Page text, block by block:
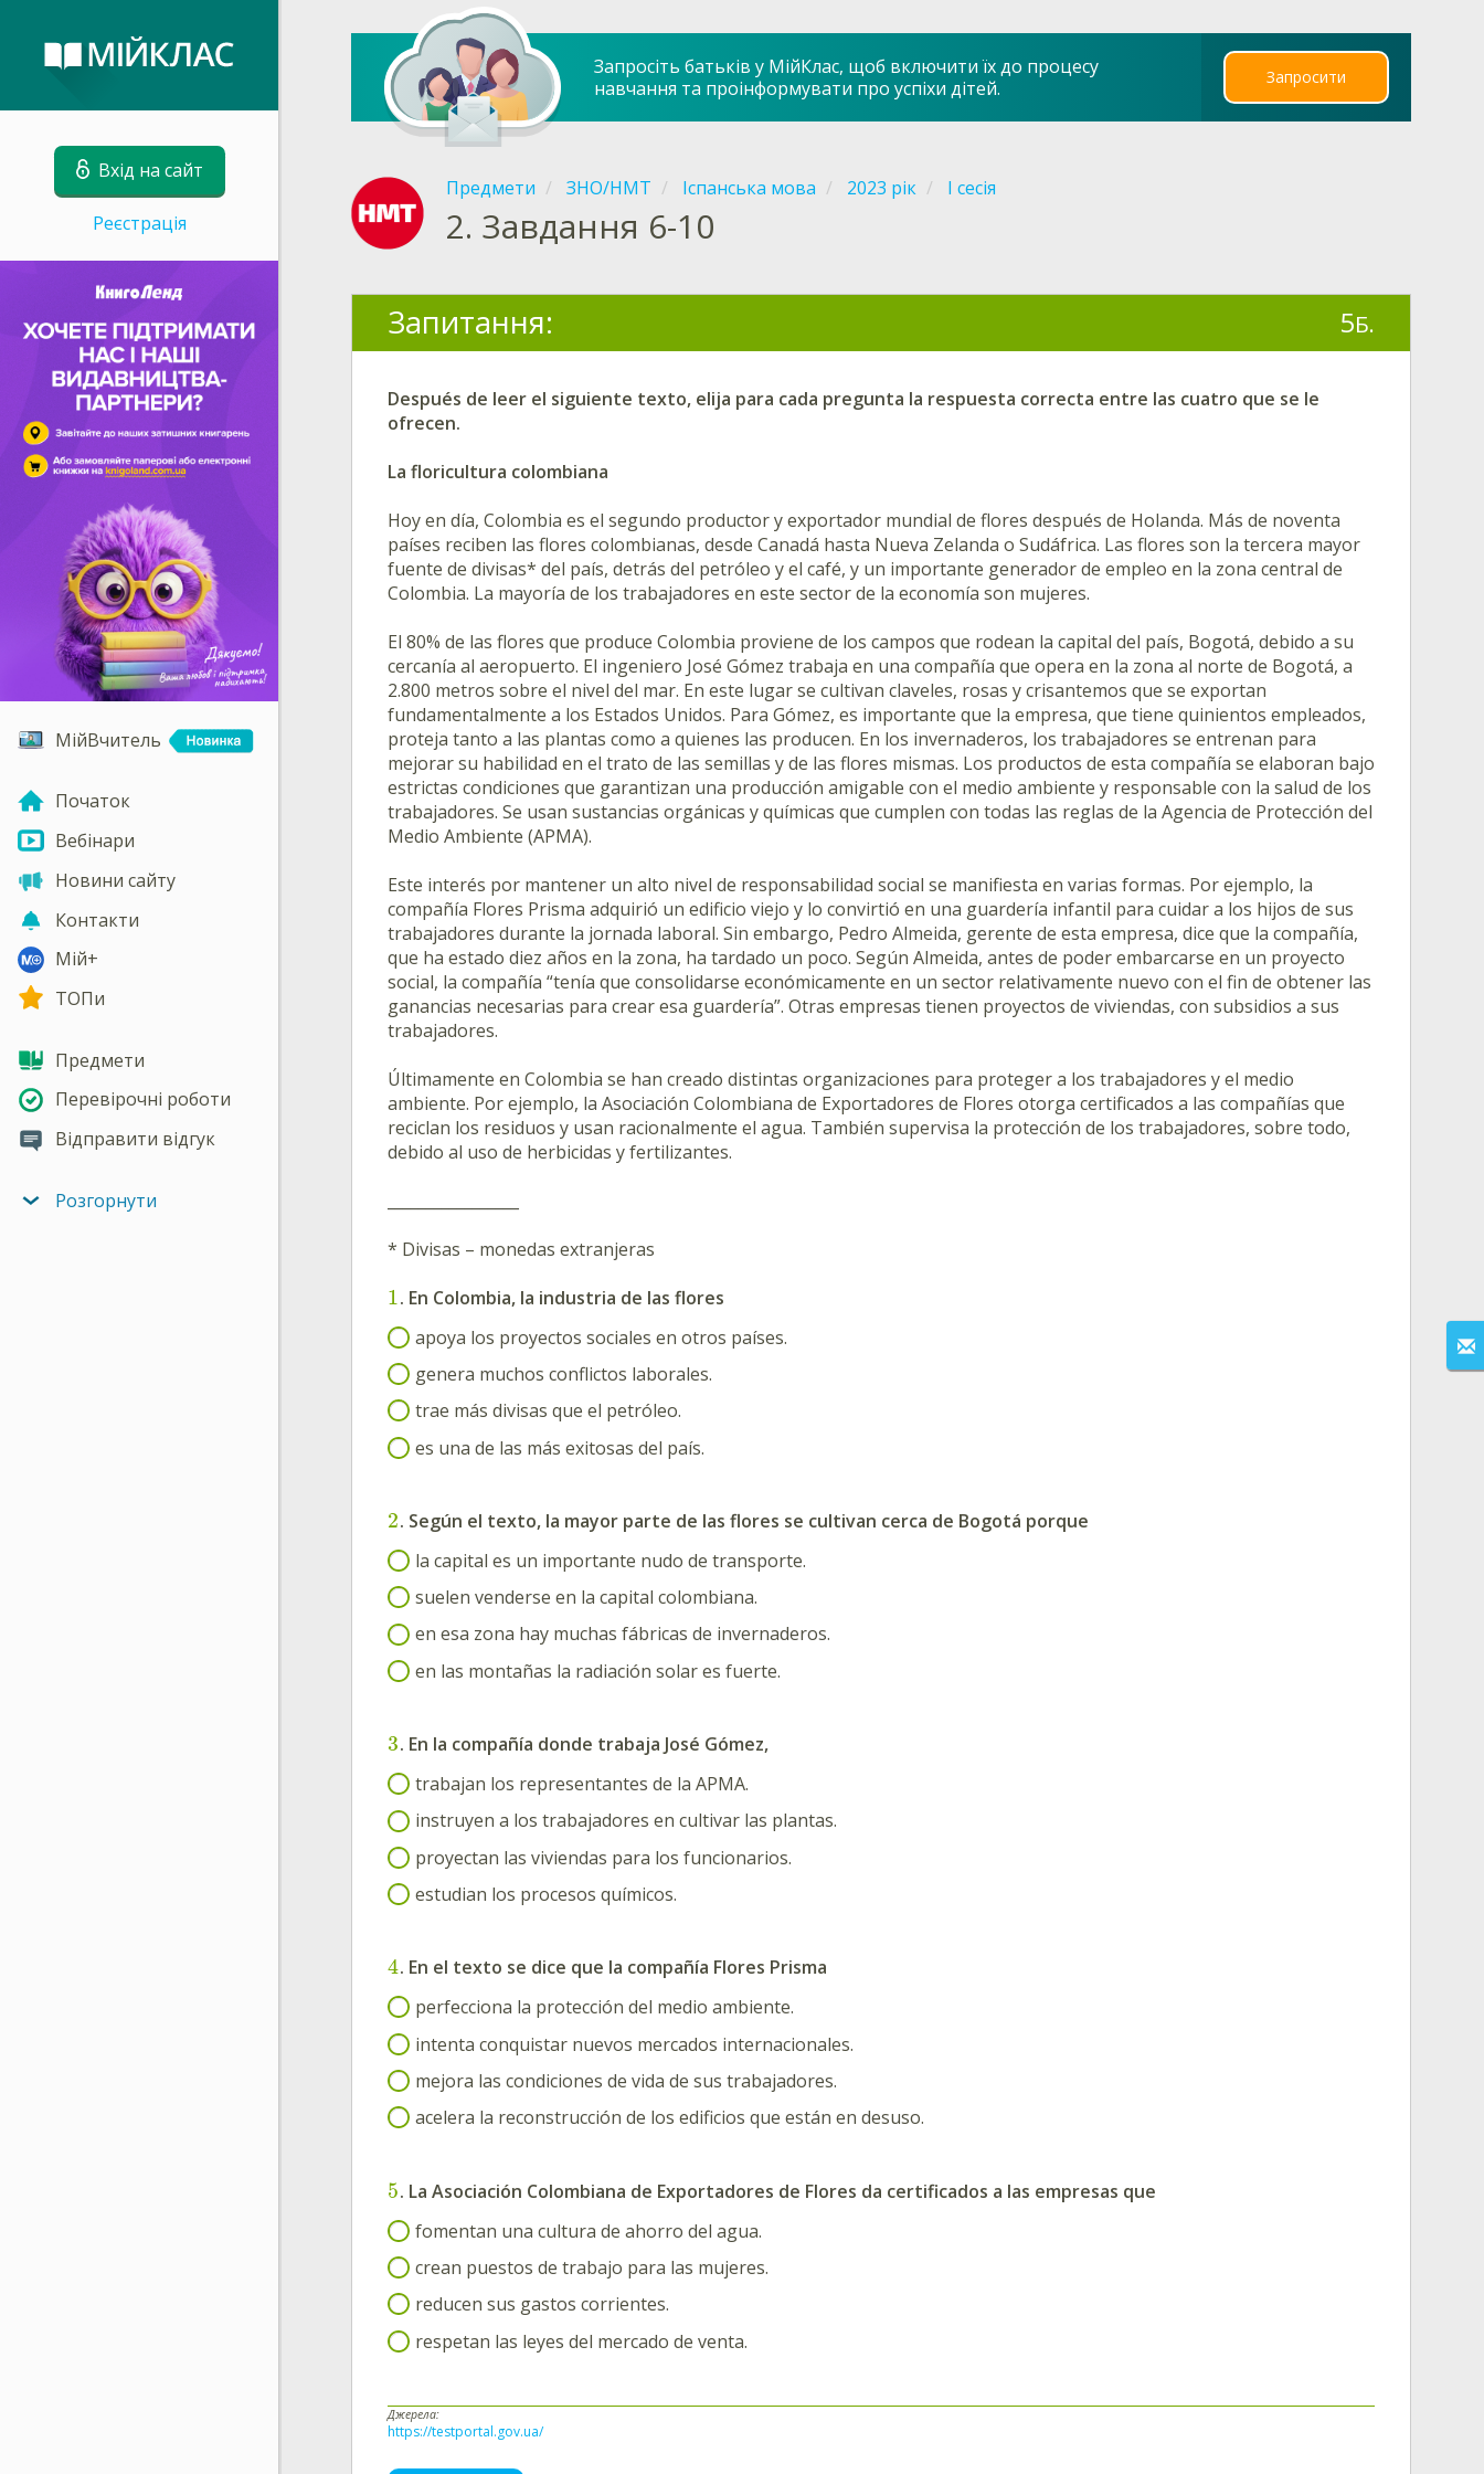
Вхід на сайт
Реєстрація
МійВчитель
Початок
Вебінари
Новини сайту
Контакти
Мій+
ТОПи
Предмети
Перевірочні роботи
Відправити відгук
Розгорнути
Запросіть батьків у МійКлас, щоб включити їх до процесу
навчання та проінформувати про успіхи дітей.
Запросити
Предмети ЗНО/НМТ Іспанська мова 2023 рік І сесія
2. Завдання 6-10
Запитання: 5Б.
Después de leer el siguiente texto, elija para cada pregunta la respuesta correcta entre las cuatro que se le
ofrecen.
La floricultura colombiana
Hoy en día, Colombia es el segundo productor y exportador mundial de flores después de Holanda. Más de noventa
países reciben las flores colombianas, desde Canadá hasta Nueva Zelanda o Sudáfrica. Las flores son la tercera mayor
fuente de divisas* del país, detrás del petróleo y el café, y un importante generador de empleo en la zona central de
Colombia. La mayoría de los trabajadores en este sector de la economía son mujeres.
El 80% de las flores que produce Colombia proviene de los campos que rodean la capital del país, Bogotá, debido a su
cercanía al aeropuerto. El ingeniero José Gómez trabaja en una compañía que opera en la zona al norte de Bogotá, a
2.800 metros sobre el nivel del mar. En este lugar se cultivan claveles, rosas y crisantemos que se exportan
fundamentalmente a los Estados Unidos. Para Gómez, es importante que la empresa, que tiene quinientos empleados,
proteja tanto a las plantas como a quienes las producen. En los invernaderos, los trabajadores se entrenan para
mejorar su habilidad en el trato de las semillas y de las flores mismas. Los productos de esta compañía se elaboran bajo
estrictas condiciones que garantizan una producción amigable con el medio ambiente y responsable con la salud de los
trabajadores. Se usan sustancias orgánicas y químicas que cumplen con todas las reglas de la Agencia de Protección del
Medio Ambiente (APMA).
Este interés por mantener un alto nivel de responsabilidad social se manifiesta en varias formas. Por ejemplo, la
compañía Flores Prisma adquirió un edificio viejo y lo convirtió en una guardería infantil para cuidar a los hijos de sus
trabajadores durante la jornada laboral. Sin embargo, Pedro Almeida, gerente de esta empresa, dice que la compañía,
que ha estado diez años en la zona, ha tardado un poco. Según Almeida, antes de poder embarcarse en un proyecto
social, la compañía “tenía que consolidarse económicamente en un sector relativamente nuevo con el fin de obtener las
ganancias necesarias para crear esa guardería”. Otras empresas tienen proyectos de viviendas, con subsidios a sus
trabajadores.
Últimamente en Colombia se han creado distintas organizaciones para proteger a los trabajadores y el medio
ambiente. Por ejemplo, la Asociación Colombiana de Exportadores de Flores otorga certificados a las compañías que
reciclan los residuos y usan racionalmente el agua. También supervisa la protección de los trabajadores, sobre todo,
debido al uso de herbicidas y fertilizantes.
* Divisas – monedas extranjeras
1 . En Colombia, la industria de las flores
apoya los proyectos sociales en otros países.
genera muchos conflictos laborales.
trae más divisas que el petróleo.
es una de las más exitosas del país.
2. Según el texto, la mayor parte de las flores se cultivan cerca de Bogotá porque
la capital es un importante nudo de transporte.
suelen venderse en la capital colombiana.
en esa zona hay muchas fábricas de invernaderos.
en las montañas la radiación solar es fuerte.
3. En la compañía donde trabaja José Gómez,
trabajan los representantes de la APMA.
instruyen a los trabajadores en cultivar las plantas.
proyectan las viviendas para los funcionarios.
estudian los procesos químicos.
4. En el texto se dice que la compañía Flores Prisma
perfecciona la protección del medio ambiente.
intenta conquistar nuevos mercados internacionales.
mejora las condiciones de vida de sus trabajadores.
acelera la reconstrucción de los edificios que están en desuso.
5. La Asociación Colombiana de Exportadores de Flores da certificados a las empresas que
fomentan una cultura de ahorro del agua.
crean puestos de trabajo para las mujeres.
reducen sus gastos corrientes.
respetan las leyes del mercado de venta.
Джерела:
https://testportal.gov.ua/